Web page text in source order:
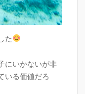
た
にいかないが非
いる価値だろ